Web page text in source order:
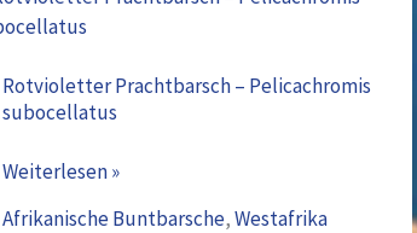
Rotvioletter Prachtbarsch – Pelicachromis
subocellatus
Rotvioletter
–
Pelicachromis
Weiterlesen »
Afrikanische Buntbarsche,Westafrika